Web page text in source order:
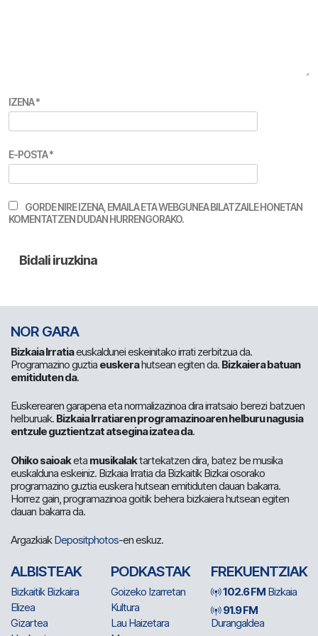
IZENA*
E-POSTA*
GORDE NIRE IZENA, EMAILA ETA WEBGUNEA BILATZAILE HONETAN
KOMENTATZEN DUDAN HURRENGORAKO.
NOR GARA
Bizkaia Irratiaeuskaldunei eskeinitako irrati zerbitzua da.
Programazino guztia euskerahutsean egiten da. Bizkaiera batuan
emitiduten da.
Euskerearen garapena eta normalizazinoa dira irratsaio berezi batzuen
helburuak. Bizkaia Irratiaren programazinoaren helburu nagusia
entzule guztientzat atsegina izatea da.
Ohiko saioaketa musikalaktartekatzen dira, batez be musika
euskalduna eskeiniz. Bizkaia Irratia da Bizkaitik Bizkai osorako
programazino guztia euskera hutsean emitiduten dauan bakarra.
Horrez gain, programazinoa goitik behera bizkaiera hutsean egiten
dauan bakarra da.
ArgazkiakDepositphotos-en eskuz.
ALBISTEAK
Bizkaitik Bizkaira
Elizea
Gizartea
PODKASTAK
Goizeko Izarretan
Kultura
Lau Haizetara
FREKUENTZIAK
102.6 FM Bizkaia
91.9 FM
Durangaldea